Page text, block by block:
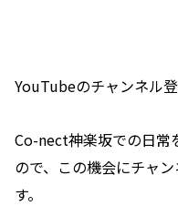
YouTubeのチャンネル
Co-nect神楽坂での日常
ので、この機会にチャ
す。